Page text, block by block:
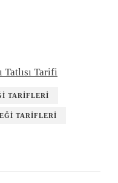
Tatlısı Tarifi
TARIFLERI
TARIFLERI